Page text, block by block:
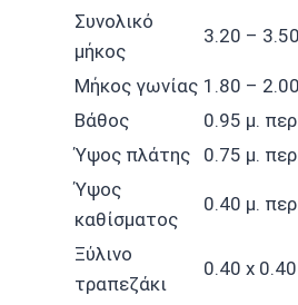
Συνολικό
μήκος
3.20 –
Μήκος γωνίας 1.80 –
Βάθος
0.95 μ.
Ύψος πλάτης
0.75 μ.
Ύψος
καθίσματος
0.40 μ.
Ξύλινο
τραπεζάκι
0.40 x